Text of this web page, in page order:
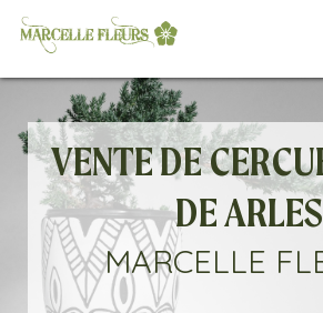
VENTE DE
DE ARLES
MARCELLE
Panneau de gestion des cookies